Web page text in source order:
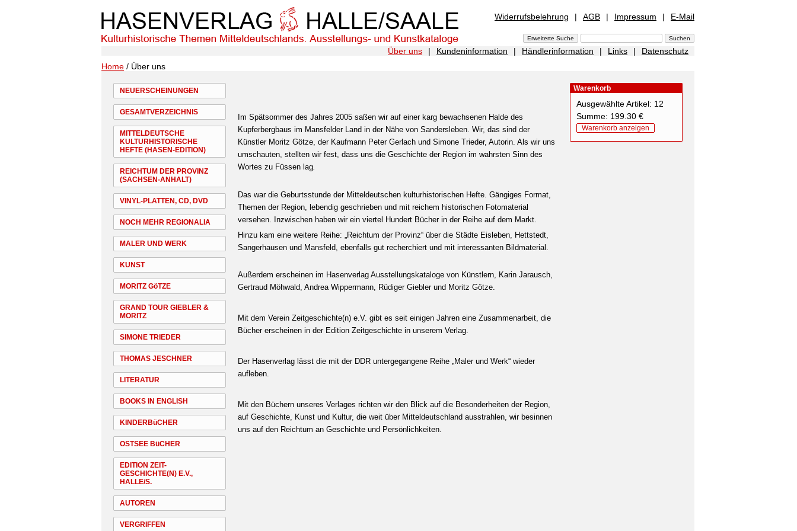
Widerrufsbelehrung | AGB | Impressum | E-Mail
Über uns | Kundeninformation | Händlerinformation | Links |
Datenschutz
Home / Über uns
NEUERSCHEINUNGEN
GESAMTVERZEICHNIS
MITTELDEUTSCHE
KULTURHISTORISCHE
HEFTE (HASEN-EDITION)
REICHTUM DER PROVINZ
(SACHSEN-ANHALT)
VINYL-PLATTEN, CD, DVD
NOCH MEHR REGIONALIA
MALER UND WERK
KUNST
MORITZ GöTZE
GRAND TOUR GIEBLER &
MORITZ
SIMONE TRIEDER
THOMAS JESCHNER
LITERATUR
BOOKS IN ENGLISH
KINDERBüCHER
OSTSEE BüCHER
EDITION ZEIT-
GESCHICHTE(N) E.V.,
HALLE/S.
AUTOREN
VERGRIFFEN
Im Spätsommer des Jahres 2005 saßen wir auf einer karg bewachsenen Halde des
Kupferbergbaus im Mansfelder Land in der Nähe von Sandersleben. Wir, das sind der
Künstler Moritz Götze, der Kaufmann Peter Gerlach und Simone Trieder, Autorin. Als wir uns
umschauten, stellten wir fest, dass uns die Geschichte der Region im wahrsten Sinn des
Wortes zu Füssen lag.
Das war die Geburtsstunde der Mitteldeutschen kulturhistorischen Hefte. Gängiges Format,
Themen der Region, lebendig geschrieben und mit reichem historischen Fotomaterial
versehen. Inzwischen haben wir ein viertel Hundert Bücher in der Reihe auf dem Markt.
Hinzu kam eine weitere Reihe: „Reichtum der Provinz“ über die Städte Eisleben, Hettstedt,
Sangerhausen und Mansfeld, ebenfalls gut recherchiert und mit interessanten Bildmaterial.
Außerdem erscheinen im Hasenverlag Ausstellungskataloge von Künstlern, Karin Jarausch,
Gertraud Möhwald, Andrea Wippermann, Rüdiger Giebler und Moritz Götze.
Mit dem Verein Zeitgeschichte(n) e.V. gibt es seit einigen Jahren eine Zusammenarbeit, die
Bücher erscheinen in der Edition Zeitgeschichte in unserem Verlag.
Der Hasenverlag lässt die mit der DDR untergegangene Reihe „Maler und Werk“ wieder
aufleben.
Mit den Büchern unseres Verlages richten wir den Blick auf die Besonderheiten der Region,
auf Geschichte, Kunst und Kultur, die weit über Mitteldeutschland ausstrahlen, wir besinnen
uns auf den Reichtum an Geschichte und Persönlichkeiten.
Warenkorb
Ausgewählte Artikel: 12
Summe: 199.30 €
Warenkorb anzeigen